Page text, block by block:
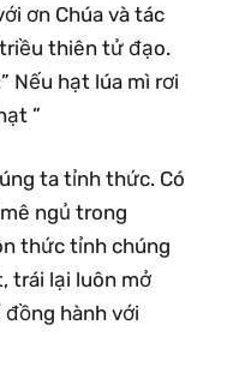
ơn Chúa và tác
thiên tử đạo.
Nếu hạt lúa mì rơi
”
ta tỉnh thức. Có
ngủ trong
thức tỉnh chúng
trái lại luôn mở
hành với